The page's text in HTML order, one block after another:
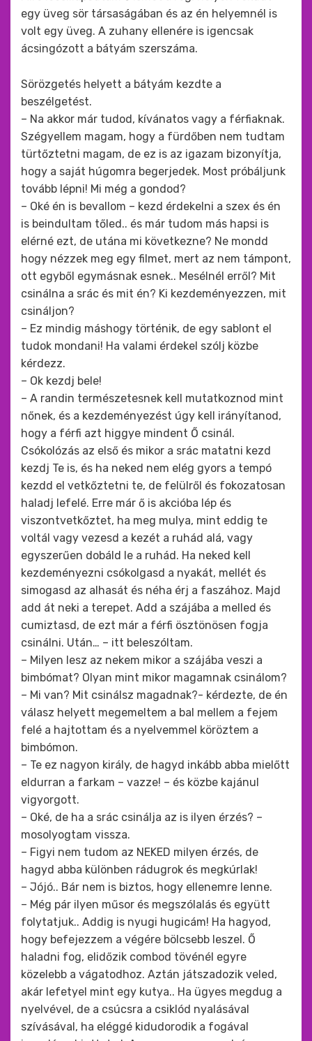
egy üveg sör társaságában és az én helyemnél is
volt egy üveg. A zuhany ellenére is igencsak
ácsingózott a bátyám szerszáma.
Sörözgetés helyett a bátyám kezdte a
beszélgetést.
– Na akkor már tudod, kívánatos vagy a férfiaknak.
Szégyellem magam, hogy a fürdőben nem tudtam
türtőztetni magam, de ez is az igazam bizonyítja,
hogy a saját húgomra begerjedek. Most próbáljunk
tovább lépni! Mi még a gondod?
– Oké én is bevallom – kezd érdekelni a szex és én
is beindultam tőled.. és már tudom más hapsi is
elérné ezt, de utána mi következne? Ne mondd
hogy nézzek meg egy filmet, mert az nem támpont,
ott egyből egymásnak esnek.. Mesélnél erről? Mit
csinálna a srác és mit én? Ki kezdeményezzen, mit
csináljon?
– Ez mindig máshogy történik, de egy sablont el
tudok mondani! Ha valami érdekel szólj közbe
kérdezz.
– Ok kezdj bele!
– A randin természetesnek kell mutatkoznod mint
nőnek, és a kezdeményezést úgy kell irányítanod,
hogy a férfi azt higgye mindent Ő csinál.
Csókolózás az első és mikor a srác matatni kezd
kezdj Te is, és ha neked nem elég gyors a tempó
kezdd el vetkőztetni te, de felülről és fokozatosan
haladj lefelé. Erre már ő is akcióba lép és
viszontvetkőztet, ha meg mulya, mint eddig te
voltál vagy vezesd a kezét a ruhád alá, vagy
egyszerűen dobáld le a ruhád. Ha neked kell
kezdeményezni csókolgasd a nyakát, mellét és
simogasd az alhasát és néha érj a faszához. Majd
add át neki a terepet. Add a szájába a melled és
cumiztasd, de ezt már a férfi ösztönösen fogja
csinálni. Után… – itt beleszóltam.
– Milyen lesz az nekem mikor a szájába veszi a
bimbómat? Olyan mint mikor magamnak csinálom?
– Mi van? Mit csinálsz magadnak?- kérdezte, de én
válasz helyett megemeltem a bal mellem a fejem
felé a hajtottam és a nyelvemmel köröztem a
bimbómon.
– Te ez nagyon király, de hagyd inkább abba mielőtt
eldurran a farkam – vazze! – és közbe kajánul
vigyorgott.
– Oké, de ha a srác csinálja az is ilyen érzés? –
mosolyogtam vissza.
– Figyi nem tudom az NEKED milyen érzés, de
hagyd abba különben rádugrok és megkúrlak!
– Jójó.. Bár nem is biztos, hogy ellenemre lenne.
– Még pár ilyen műsor és megszólalás és együtt
folytatjuk.. Addig is nyugi hugicám! Ha hagyod,
hogy befejezzem a végére bölcsebb leszel. Ő
haladni fog, elidőzik combod tövénél egyre
közelebb a vágatodhoz. Aztán játszadozik veled,
akár lefetyel mint egy kutya.. Ha ügyes megdug a
nyelvével, de a csúcsra a csiklód nyalásával
szívásával, ha eléggé kidudorodik a fogával